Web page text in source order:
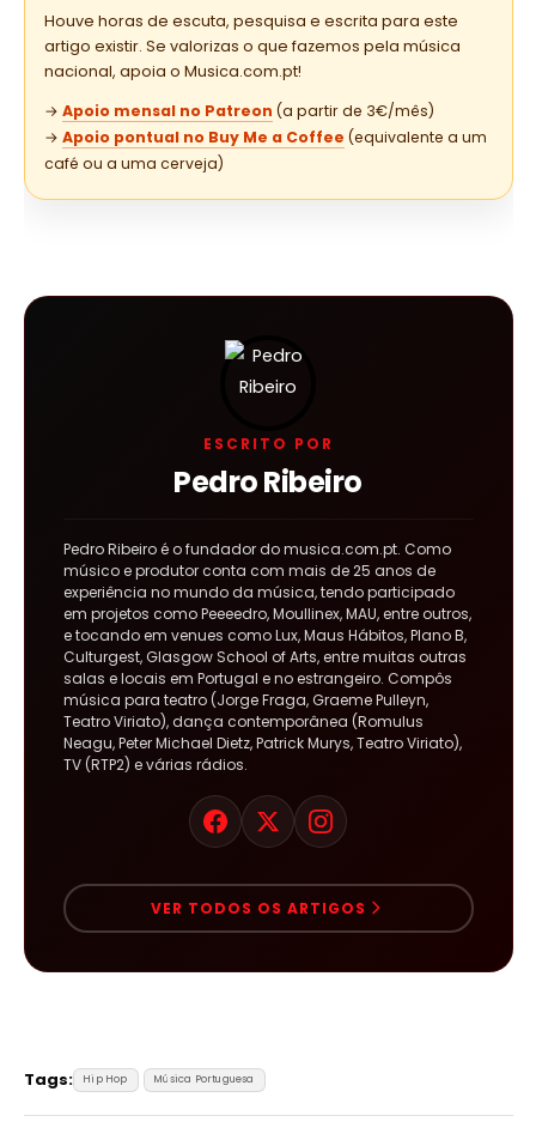
Houve horas de escuta, pesquisa e escrita para este
artigo existir. Se valorizas o que fazemos pela música
nacional, apoia o Musica.com.pt!
→ Apoio mensal no Patreon (a partir de 3€/mês)
→ Apoio pontual no Buy Me a Coffee (equivalente a um
café ou a uma cerveja)
ESCRITO POR
Pedro Ribeiro
Pedro Ribeiro é o fundador do musica.com.pt. Como
músico e produtor conta com mais de 25 anos de
experiência no mundo da música, tendo participado
em projetos como Peeeedro, Moullinex, MAU, entre outros,
e tocando em venues como Lux, Maus Hábitos, Plano B,
Culturgest, Glasgow School of Arts, entre muitas outras
salas e locais em Portugal e no estrangeiro. Compôs
música para teatro (Jorge Fraga, Graeme Pulleyn,
Teatro Viriato), dança contemporânea (Romulus
Neagu, Peter Michael Dietz, Patrick Murys, Teatro Viriato),
TV (RTP2) e várias rádios.
VER TODOS OS ARTIGOS
Tags: Hip Hop Música Portuguesa